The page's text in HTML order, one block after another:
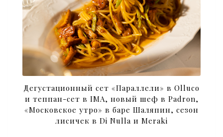
Дегустационный сет «Параллели» в Olluco
и теппан-сет в IMA, новый шеф в Padron,
«Московское утро» в баре Шаляпин, сезон
лисичек в Di Nulla и Meraki